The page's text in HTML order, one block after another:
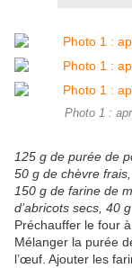
Photo 1 :
125 g de purée de
50 g de chèvre
150 g de farine de
d’abricots secs, 40
Préchauffer le four à
Mélanger la purée
l’œuf. Ajouter les